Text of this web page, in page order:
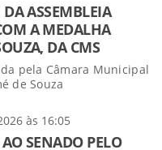
DA ASSEMBLEIA
A MEDALHA
DA CMS
pela Câmara Municipal
de Souza
às 16:05
SENADO PELO